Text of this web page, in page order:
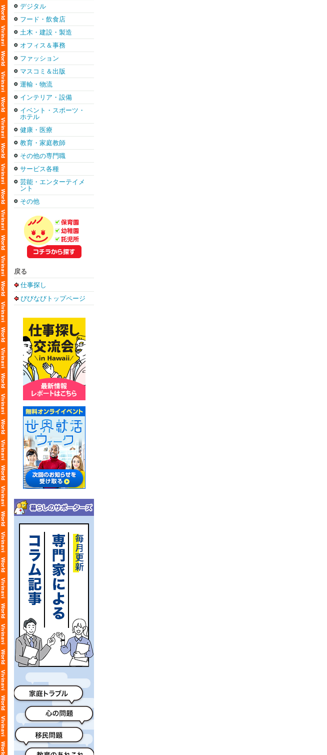
デジタル
フード・飲食店
土木・建設・製造
オフィス＆事務
ファッション
マスコミ＆出版
運輸・物流
インテリア・設備
イベント・スポーツ・
ホテル
健康・医療
教育・家庭教師
その他の専門職
サービス各種
芸能・エンターテイメ
ント
その他
戻る
仕事探し
びびなびトップページ